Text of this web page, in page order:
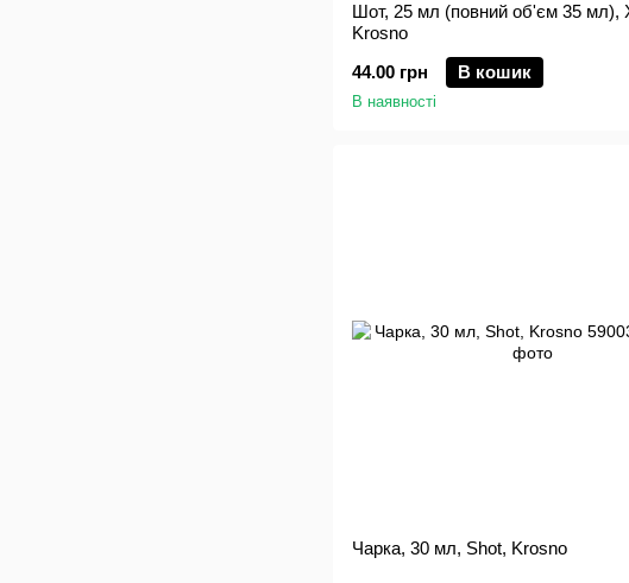
Шот, 25 мл (повний об'єм 35 мл),
Krosno
44.00 грн
В кошик
В наявності
Чарка, 30 мл, Shot, Krosno